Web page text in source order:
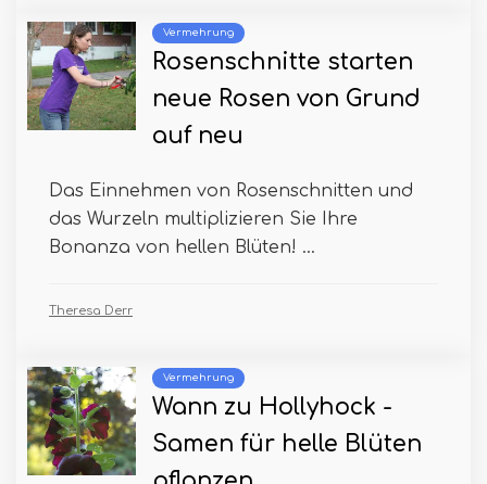
Vermehrung
Rosenschnitte starten
neue Rosen von Grund
auf neu
Das Einnehmen von Rosenschnitten und
das Wurzeln multiplizieren Sie Ihre
Bonanza von hellen Blüten! ...
Theresa Derr
Vermehrung
Wann zu Hollyhock -
Samen für helle Blüten